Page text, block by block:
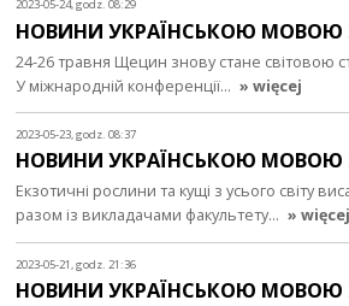
2023-05-24, godz. 08:29
НОВИНИ УКРАЇНСЬКОЮ МОВОЮ
24-26 травня Щецин знову стане світовою
У міжнародній конференції… » więcej
2023-05-23, godz. 08:37
НОВИНИ УКРАЇНСЬКОЮ МОВОЮ
Екзотичні рослини та кущі з усього світу
разом із викладачами факультету… » więcej
2023-05-21, godz. 21:36
НОВИНИ УКРАЇНСЬКОЮ МОВОЮ